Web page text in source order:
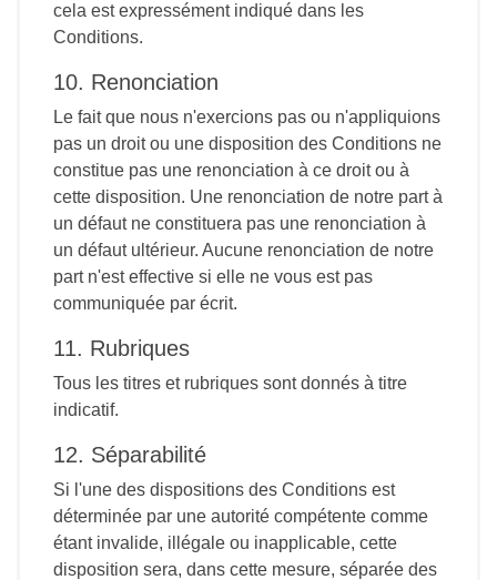
cela est expressément indiqué dans les
Conditions.
10. Renonciation
Le fait que nous n'exercions pas ou n'appliquions
pas un droit ou une disposition des Conditions ne
constitue pas une renonciation à ce droit ou à
cette disposition. Une renonciation de notre part à
un défaut ne constituera pas une renonciation à
un défaut ultérieur. Aucune renonciation de notre
part n'est effective si elle ne vous est pas
communiquée par écrit.
11. Rubriques
Tous les titres et rubriques sont donnés à titre
indicatif.
12. Séparabilité
Si l'une des dispositions des Conditions est
déterminée par une autorité compétente comme
étant invalide, illégale ou inapplicable, cette
disposition sera, dans cette mesure, séparée des